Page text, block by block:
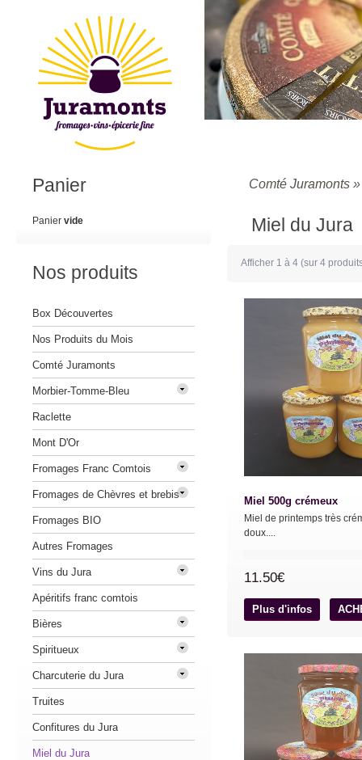
Comté Juramonts
Miel du Jura
Afficher 1 à 4 (sur 4
Miel 500g crémeux
Miel de printemps très
doux....
11.50€
Plus d'infos
Panier
Panier vide
Nos produits
Box Découvertes
Nos Produits du Mois
Comté Juramonts
Morbier-Tomme-Bleu
Raclette
Mont D'Or
Fromages Franc Comtois
Fromages de Chèvres et brebis
Fromages BIO
Autres Fromages
Vins du Jura
Apéritifs franc comtois
Bières
Spiritueux
Charcuterie du Jura
Truites
Confitures du Jura
Miel du Jura